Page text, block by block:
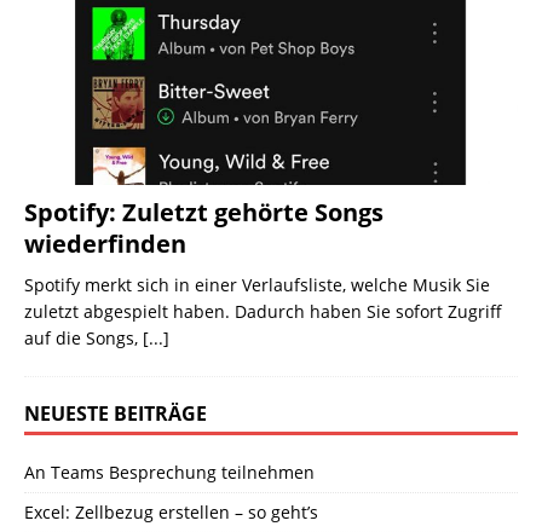
Spotify: Zuletzt gehörte Songs
wiederfinden
Spotify merkt sich in einer Verlaufsliste, welche Musik Sie
zuletzt abgespielt haben. Dadurch haben Sie sofort Zugriff
auf die Songs, [...]
NEUESTE BEITRÄGE
An Teams Besprechung teilnehmen
Excel: Zellbezug erstellen – so geht’s